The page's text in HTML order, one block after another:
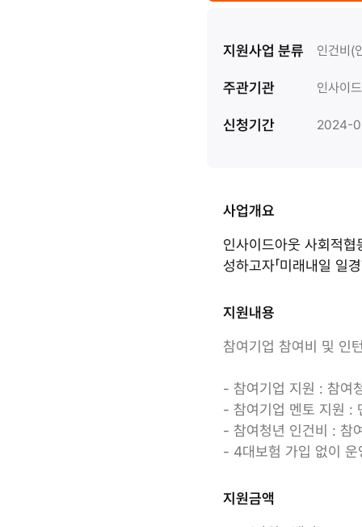
지원사업 분류 인건비(
주관기관 인사이
신청기간 2024-
사업개요
인사이드아웃 사회적
성하고자「미래내일 일
지원내용
참여기업 참여비 및 인
- 참여기업 지원 : 참여
- 참여기업 멘토 지원 :
- 참여청년 인건비 : 참
- 4대보험 가입 없이 운
지원금액